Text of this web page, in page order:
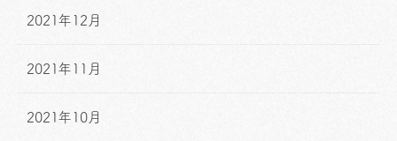
2021年12月
2021年11月
2021年10月